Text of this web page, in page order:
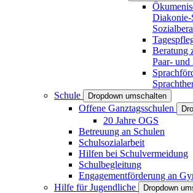
Diakonie-
Beratung
Paar- und
Schule
Dropdown umschalten
Offene Ganztagsschulen
20 Jahre OGS
Betreuung an Schulen
Schulsozialarbeit
Hilfen bei Schulvermeidung
Schulbegleitung
Engagementförderung an
Hilfe für Jugendliche
Dropdown